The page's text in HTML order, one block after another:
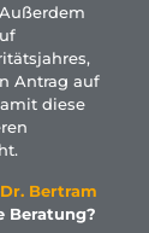
Antrag auf
diese
Bertram
Beratung?